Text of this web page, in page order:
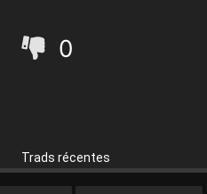
0
Trads récentes